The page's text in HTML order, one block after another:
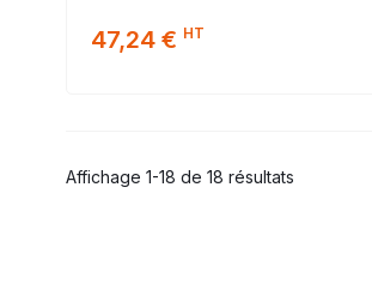
47,24 € HT
Affichage 1-18 de 18 résultats